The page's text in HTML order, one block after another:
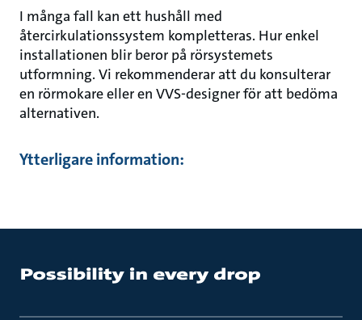
I många fall kan ett hushåll med
återcirkulationssystem kompletteras. Hur enkel
installationen blir beror på rörsystemets
utformning. Vi rekommenderar att du konsulterar
en rörmokare eller en VVS-designer för att bedöma
alternativen.
Ytterligare information: